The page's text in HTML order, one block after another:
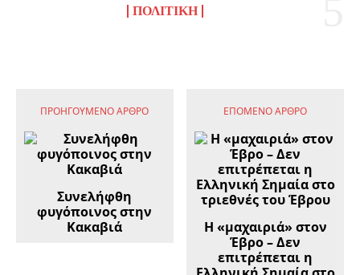
ΠΟΛΙΤΙΚΉ
ΠΡΟΗΓΟΎΜΕΝΟ ΆΡΘΡΟ
Συνελήφθη
φυγόποινος στην
Κακαβιά
ΕΠΌΜΕΝΟ ΆΡΘΡΟ
Η «μαχαιριά» στον
Έβρο – Δεν
επιτρέπεται η